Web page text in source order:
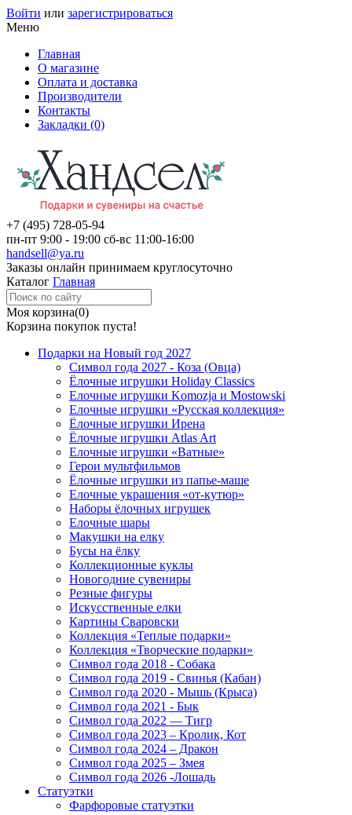
Войти или зарегистрироваться
Меню
Главная
О магазине
Оплата и доставка
Производители
Контакты
Закладки (0)
+7 (495) 728-05-94
пн-пт 9:00 - 19:00 сб-вс 11:00-16:00
handsell@ya.ru
Заказы онлайн принимаем круглосуточно
Каталог Главная
Моя корзина(0)
Корзина покупок пуста!
Подарки на Новый год 2027
Символ года 2027 - Коза (Овца)
Ёлочные игрушки Holiday Classics
Елочные игрушки Komozja и Mostowski
Елочные игрушки «Русская коллекция»
Ёлочные игрушки Ирена
Ёлочные игрушки Atlas Art
Елочные игрушки «Ватные»
Герои мультфильмов
Ёлочные игрушки из папье-маше
Елочные украшения «от-кутюр»
Наборы ёлочных игрушек
Елочные шары
Макушки на елку
Бусы на ёлку
Коллекционные куклы
Новогодние сувениры
Резные фигуры
Искусственные елки
Картины Сваровски
Коллекция «Теплые подарки»
Коллекция «Творческие подарки»
Символ года 2018 - Собака
Символ года 2019 - Свинья (Кабан)
Символ года 2020 - Мышь (Крыса)
Символ года 2021 - Бык
Символ года 2022 — Тигр
Символ года 2023 – Кролик, Кот
Символ года 2024 – Дракон
Символ года 2025 – Змея
Символ года 2026 -Лошадь
Статуэтки
Фарфоровые статуэтки